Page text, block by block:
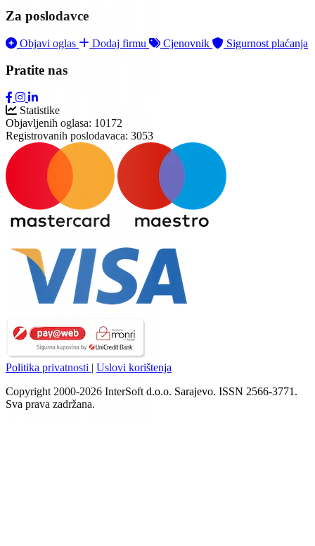
Za poslodavce
Objavi oglas Dodaj firmu Cjenovnik Sigurnost plaćanja
Pratite nas
Statistike
Objavljenih oglasa: 10172
Registrovanih poslodavaca: 3053
Politika privatnosti | Uslovi korištenja
Copyright 2000-2026 InterSoft d.o.o. Sarajevo. ISSN 2566-3771.
Sva prava zadržana.